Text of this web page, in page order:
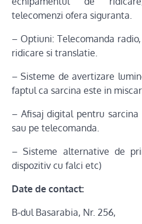
telecomenzi ofera siguranta.
– Optiuni: Telecomanda
ridicare si translatie.
– Sisteme de avertizare
faptul ca sarcina este in
– Afisaj digital pentru
sau pe telecomanda.
– Sisteme alternative de
dispozitiv cu falci etc)
Date de contact:
B-dul Basarabia, Nr. 256,